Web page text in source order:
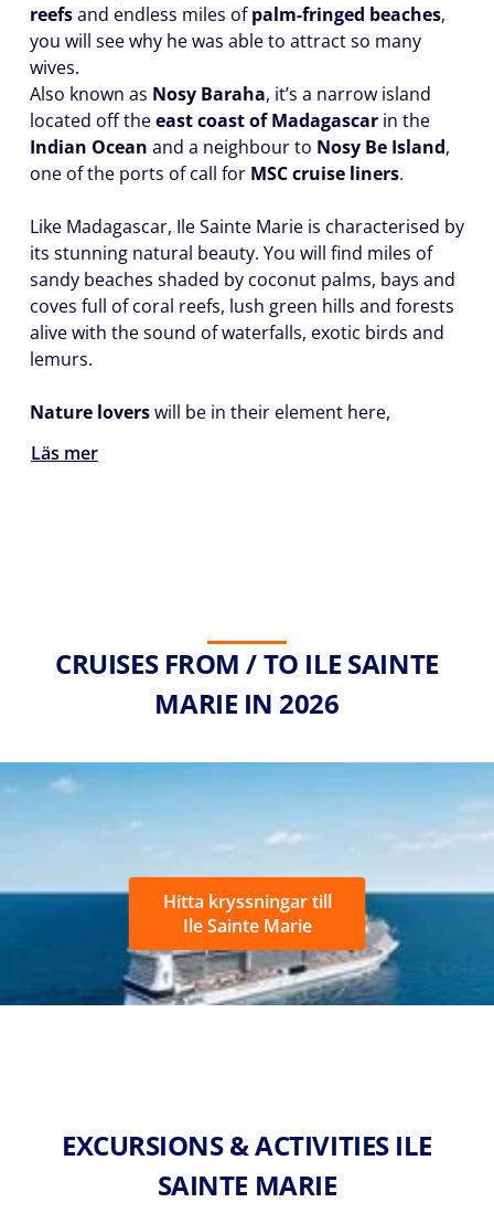
reefsand endless miles ofpalm-fringed beaches,
you will see why he was able to attract so many
wives.
Also known as Nosy Baraha, it’s a narrow island
located off theeast coast of Madagascar in the
Indian Ocean and a neighbour to Nosy Be Island,
one of the ports of call for MSC cruise liners.
Like Madagascar, Ile Sainte Marie is characterised by
its stunning natural beauty. You will find miles of
sandy beaches shaded by coconut palms, bays and
coves full of coral reefs, lush green hills and forests
alive with the sound of waterfalls, exotic birds and
lemurs.
Nature loverswill be in their element here,
Läs mer
CRUISES FROM / TO ILE SAINTE
MARIE IN 2026
Hitta kryssningar till
Ile Sainte Marie
EXCURSIONS & ACTIVITIES ILE
SAINTE MARIE